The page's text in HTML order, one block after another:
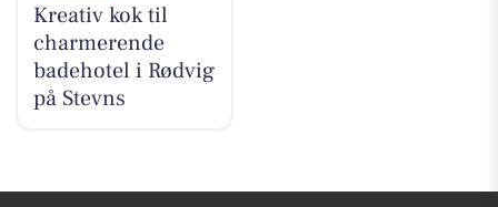
Kreativ kok til
charmerende
badehotel i Rødvig
på Stevns